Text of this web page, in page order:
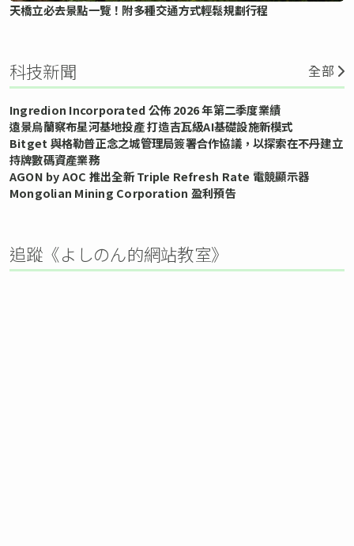
天橋立必去景點一覽！附多種交通方式輕鬆規劃行程
科技新聞 全部
Ingredion Incorporated 公佈 2026 年第二季度業績
遠景烏蘭察布星河基地投產 打造吉瓦級AI基礎設施新模式
Bitget 與格勒普正念之城管理局簽署合作協議，以探索在不丹建立
持牌數碼資產業務
AGON by AOC 推出全新 Triple Refresh Rate 電競顯示器
Mongolian Mining Corporation 盈利預告
追蹤《よしのん的網站教室》